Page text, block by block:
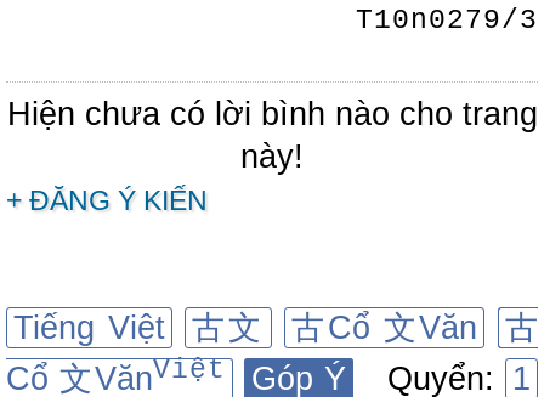
T10n0279/3
Hiện chưa có lời bình nào cho trang
này!
+ ĐĂNG Ý KIẾN
Tiếng Việt 古文 古Cổ 文Văn
古
Cổ 文VănViệt Góp Ý Quyển:
1